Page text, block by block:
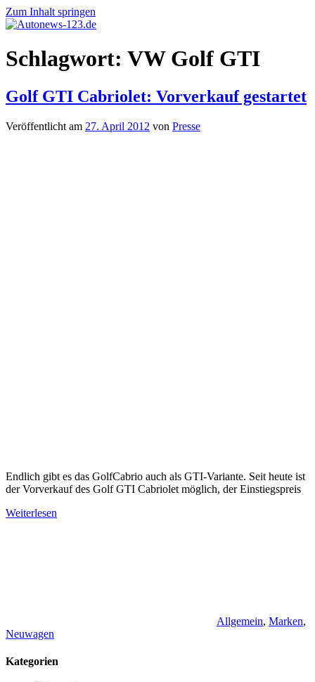
Zum Inhalt springen
Autonews-
123.de
Autonews
mit
Schlagwort: VW Golf GTI
Golf GTI Cabriolet: Vorverkauf gestartet
Veröffentlicht am 27. April 2012 von Presse
Endlich gibt es das GolfCabrio auch als GTI-Variante. Seit heute ist
der Vorverkauf des Golf GTI Cabriolet möglich, der Einstiegspreis
Weiterlesen
Allgemein, Marken,
Neuwagen
Kategorien